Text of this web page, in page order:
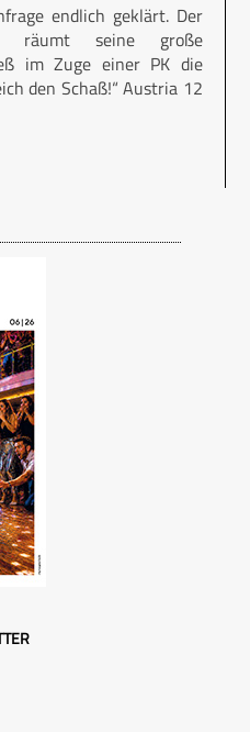
endlich geklärt. Der
räumt seine große
im Zuge einer PK die
den Schaß!“ Austria 12